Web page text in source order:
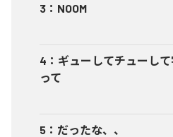
3 ： NOOM
4 ： ギューしてチューし
って
5 ： だったな、、